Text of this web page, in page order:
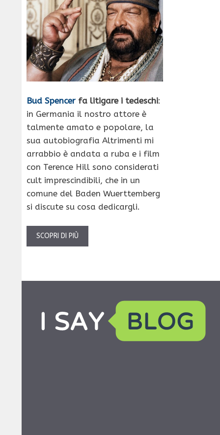
Bud Spencer fa litigare i tedeschi:
in Germania il nostro attore è
talmente amato e popolare, la
sua autobiografia Altrimenti mi
arrabbio è andata a ruba e i film
con Terence Hill sono considerati
cult imprescindibili, che in un
comune del Baden Wuerttemberg
si discute su cosa dedicargli.
SCOPRI DI PIÙ